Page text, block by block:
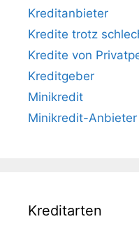
Kreditanbieter
Kredite trotz
Kredite von
Kreditgeber
Minikredit
Minikredit-Anbieter
Kreditarten